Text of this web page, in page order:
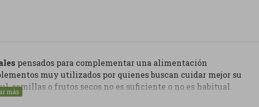
pensados para complementar una alimentación
muy utilizados por quienes buscan cuidar mejor su
semillas o frutos secos no es suficiente o no es habitual.